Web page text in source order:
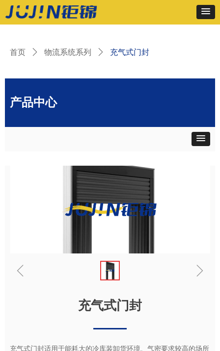
充气式门封适用于能耗大的冷库装卸货环境、气密要求较高的场所
充气式门封
ꁆ ꁇ
产品中心
首页 ꄲ 物流系统系列 ꄲ 充气式门封